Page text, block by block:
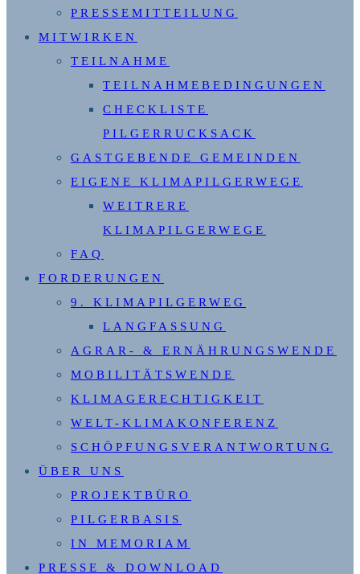
PRESSEMITTEILUNG
MITWIRKEN
TEILNAHME
TEILNAHMEBEDINGUNGEN
CHECKLISTE
PILGERRUCKSACK
GASTGEBENDE GEMEINDEN
EIGENE KLIMAPILGERWEGE
WEITRERE
KLIMAPILGERWEGE
FAQ
FORDERUNGEN
9. KLIMAPILGERWEG
LANGFASSUNG
AGRAR- & ERNÄHRUNGSWENDE
MOBILITÄTSWENDE
KLIMAGERECHTIGKEIT
WELT-KLIMAKONFERENZ
SCHÖPFUNGSVERANTWORTUNG
ÜBER UNS
PROJEKTBÜRO
PILGERBASIS
IN MEMORIAM
PRESSE & DOWNLOAD